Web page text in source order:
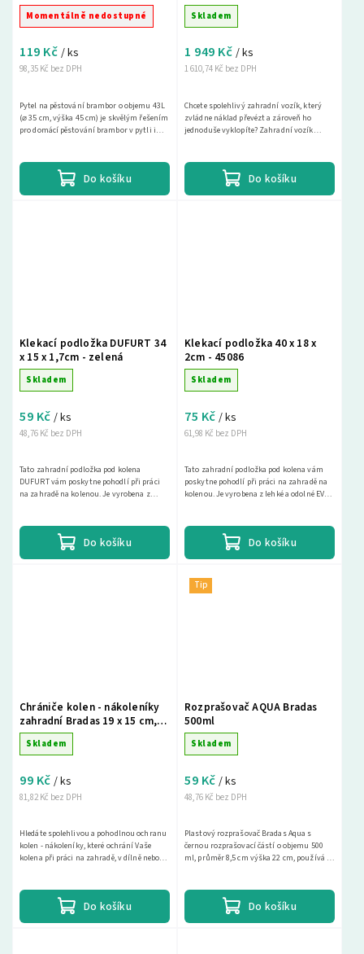
Momentálně nedostupné
98,35 Kč bez DPH
119 Kč / ks
Do košíku
Pytel na pěstování brambor o objemu 43L
(⌀ 35 cm, výška 45 cm) je skvělým řešením
pro domácí pěstování brambor v pytli i
zelený
Skladem
1 610,74 Kč bez DPH
1 949 Kč / ks
Do košíku
Chcete spolehlivý zahradní vozík, který
zvládne náklad převézt a zároveň ho
jednoduše vyklopíte? Zahradní vozík
Klekací podložka DUFURT 34
x 15 x 1,7cm - zelená
Skladem
48,76 Kč bez DPH
59 Kč / ks
Do košíku
Tato zahradní podložka pod kolena
DUFURT vám poskytne pohodlí při práci
na zahradě na kolenou. Je vyrobena z
Klekací podložka 40 x 18 x
2cm - 45086
Skladem
61,98 Kč bez DPH
75 Kč / ks
Do košíku
Tato zahradní podložka pod kolena vám
poskytne pohodlí při práci na zahradě na
kolenou. Je vyrobena z lehké a odolné EVA
Chrániče kolen - nákoleníky
zahradní Bradas 19 x 15 cm,
zelené - 2ks
Skladem
81,82 Kč bez DPH
99 Kč / ks
Do košíku
Hledáte spolehlivou a pohodlnou ochranu
kolen - nákoleníky, které ochrání Vaše
kolena při práci na zahradě, v dílně nebo
Tip
Rozprašovač AQUA Bradas
500ml
Skladem
48,76 Kč bez DPH
59 Kč / ks
Do košíku
Plastový rozprašovač Bradas Aqua s
černou rozprašovací částí o objemu 500
ml, průměr 8,5 cm výška 22 cm, používá se